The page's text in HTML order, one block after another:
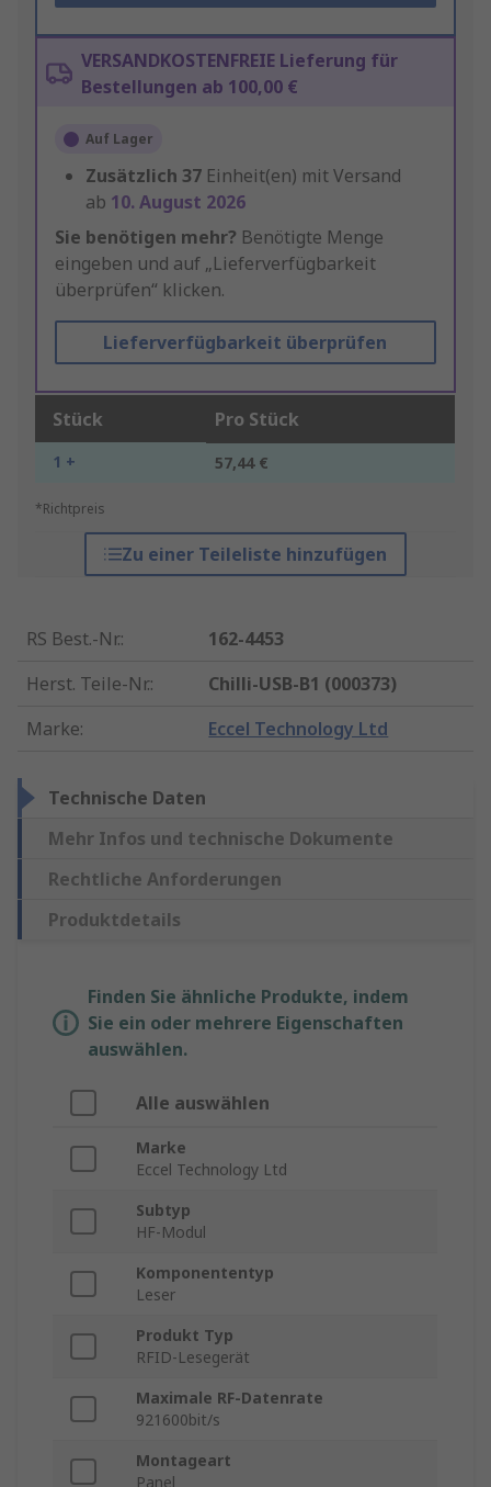
VERSANDKOSTENFREIE Lieferung für
Bestellungen ab 100,00 €
Auf Lager
Zusätzlich 37 Einheit(en) mit Versand
ab 10. August 2026
Sie benötigen mehr? Benötigte Menge
eingeben und auf „Lieferverfügbarkeit
überprüfen“ klicken.
Lieferverfügbarkeit überprüfen
Stück Pro Stück
1 + 57,44 €
*Richtpreis
Zu einer Teileliste hinzufügen
RS Best.-Nr.:
162-4453
Herst. Teile-Nr.:
Chilli-USB-B1 (000373)
Marke: Eccel Technology Ltd
Technische Daten
Mehr Infos und technische Dokumente
Rechtliche Anforderungen
Produktdetails
Finden Sie ähnliche Produkte, indem
Sie ein oder mehrere Eigenschaften
auswählen.
Alle auswählen
Marke
Eccel Technology Ltd
Subtyp
HF-Modul
Komponententyp
Leser
Produkt Typ
RFID-Lesegerät
Maximale RF-Datenrate
921600bit/s
Montageart
Panel